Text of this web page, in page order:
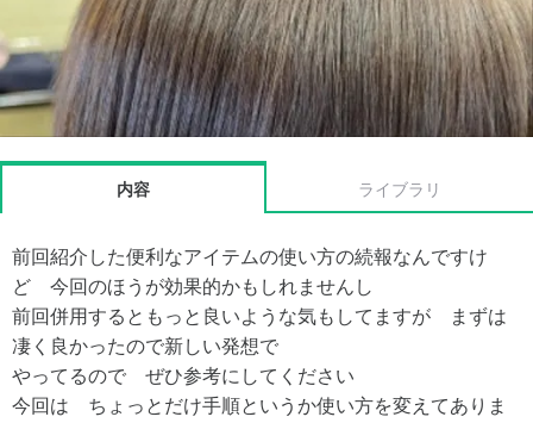
内容 ライブラリ
前回紹介した便利なアイテムの使い方の続報なんですけ
ど 今回のほうが効果的かもしれませんし
前回併用するともっと良いような気もしてますが まずは
凄く良かったので新しい発想で
やってるので ぜひ参考にしてください
今回は ちょっとだけ手順というか使い方を変えてありま